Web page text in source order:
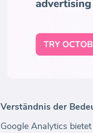
Verständnis der
Google Analytics